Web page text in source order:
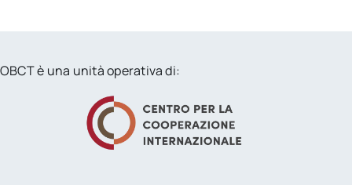
OBCT è una unità operativa di: